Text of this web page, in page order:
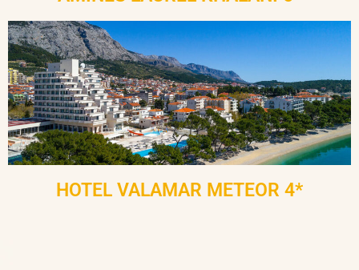
HOTEL VALAMAR METEOR 4*